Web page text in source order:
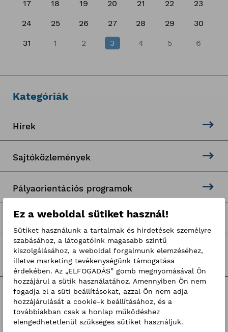
17 18 19 20 21 22 23
24 25 26 27 28 29 30
31 1 2 3 4 5 6
Kategóriák
Hírek
Sajtóközlemények
Pályaorientációs programok
Hír-mix
BKIK hírek
Címkék
Pályaorientációs hírek
Ez a weboldal sütiket használ!
Sütiket használunk a tartalmak és hirdetések személyre
szabásához, a látogatóink magasabb szintű
kiszolgálásához, a weboldal forgalmunk elemzéséhez,
illetve marketing tevékenységünk támogatása
érdekében. Az „ELFOGADÁS” gomb megnyomásával Ön
hozzájárul a sütik használatához. Amennyiben Ön nem
fogadja el a süti beállításokat, azzal Ön nem adja
hozzájárulását a cookie-k beállításához, és a
továbbiakban csak a honlap működéshez
elengedhetetlenül szükséges sütiket használjuk.